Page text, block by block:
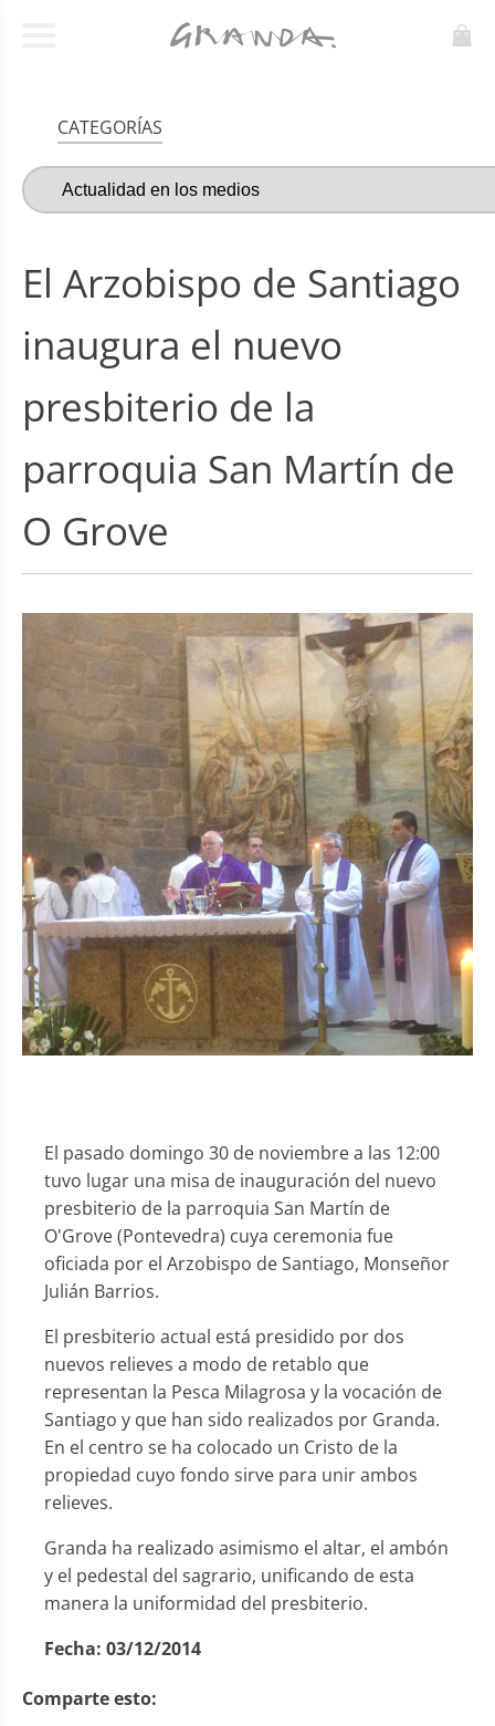
CATEGORÍAS
El Arzobispo de Santiago
inaugura el nuevo
presbiterio de la
parroquia San Martín de
O Grove
El pasado domingo 30 de noviembre a las 12:00
tuvo lugar una misa de inauguración del nuevo
presbiterio de la parroquia San Martín de
O'Grove (Pontevedra) cuya ceremonia fue
oficiada por el Arzobispo de Santiago, Monseñor
Julián Barrios.
El presbiterio actual está presidido por dos
nuevos relieves a modo de retablo que
representan la Pesca Milagrosa y la vocación de
Santiago y que han sido realizados por Granda.
En el centro se ha colocado un Cristo de la
propiedad cuyo fondo sirve para unir ambos
relieves.
Granda ha realizado asimismo el altar, el ambón
y el pedestal del sagrario, unificando de esta
manera la uniformidad del presbiterio.
Fecha: 03/12/2014
Comparte esto: